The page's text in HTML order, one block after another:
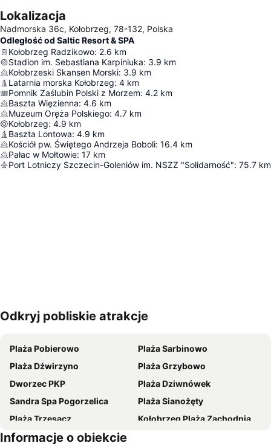
Lokalizacja
Nadmorska 36c, Kołobrzeg, 78-132, Polska
Odległość od Saltic Resort & SPA
Kołobrzeg Radzikowo: 2.6 km
Stadion im. Sebastiana Karpiniuka: 3.9 km
Kołobrzeski Skansen Morski: 3.9 km
Latarnia morska Kołobrzeg: 4 km
Pomnik Zaślubin Polski z Morzem: 4.2 km
Baszta Więzienna: 4.6 km
Muzeum Oręża Polskiego: 4.7 km
Kołobrzeg: 4.9 km
Baszta Lontowa: 4.9 km
Kościół pw. Świętego Andrzeja Boboli: 16.4 km
Pałac w Mołtowie: 17 km
Port Lotniczy Szczecin-Goleniów im. NSZZ "Solidarność": 75.7 km
Powiększ mapę
Odkryj pobliskie atrakcje
Plaża Pobierowo
Plaża Sarbinowo
Plaża Dźwirzyno
Plaża Grzybowo
Dworzec PKP
Plaża Dziwnówek
Sandra Spa Pogorzelica
Plaża Sianożęty
Plaża Trzęsacz
Kołobrzeg Plaża Zachodnia
Plaża w Pobierowie
Informacje o obiekcie